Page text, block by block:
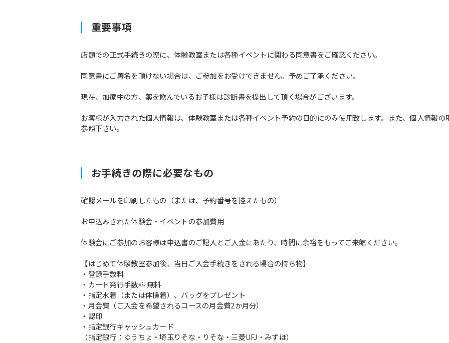
重要事項
店頭での正式手続きの際に、体験教室または各種イベントに関わる同意書をご確認ください。
同意書にご署名を頂けない場合は、ご参加をお受けできません。予めご了承ください。
現在、加療中の方、薬を飲んでいるお子様は診断書を提出して頂く場合がございます。
お客様が入力された個人情報は、体験教室または各種イベント予約の目的にのみ使用致します。また、個人情報
参照下さい。
お手続きの際に必要なもの
確認メールを印刷したもの（または、予約番号を控えたもの）
お申込みされた体験会・イベントの参加費用
体験会にご参加のお客様は申込書のご記入とご入金にあたり、時間に余裕をもってご来館ください。
【はじめて体験教室参加後、当日ご入会手続きをされる場合の持ち物】
・登録手数料
・カード発行手数料 無料
・指定水着（または体操着）、バッグをプレゼント
・月会費（ご入会を希望されるコースの月会費2か月分）
・認印
・指定銀行キャッシュカード
（指定銀行：ゆうちょ・埼玉りそな・りそな・三菱UFJ・みずほ）
For foreigners
automatically translated into
automatic translation) to return to
original content. We ask that you
Automatic translation start